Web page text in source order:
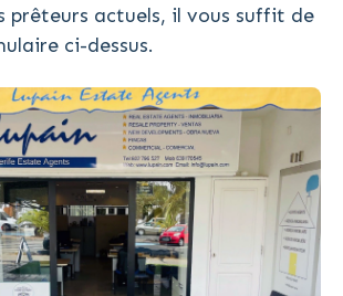
prêteurs actuels, il vous suffit de
ci-dessus.